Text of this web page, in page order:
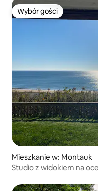
Wybór gości
Wybór gości
Mieszkanie w: Montauk
Studio z widokiem na